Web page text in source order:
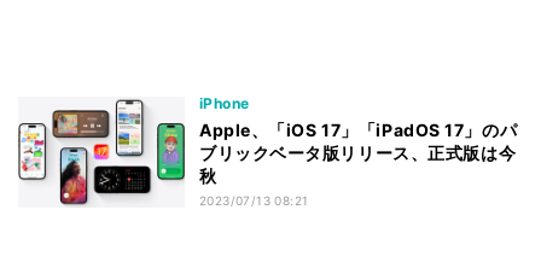
iPhone
Apple、「iOS 17」「iPadOS 17」のパ
ブリックベータ版リリース、正式版は今
秋
2023/07/13 08:21